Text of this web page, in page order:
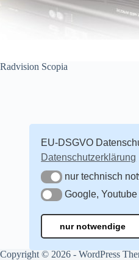
Radvision Scopia
Copyright © 2026 - WordPress
EU-DSGVO
Datenschutzerklärung
nur technisch
nur technisch
Google, Youtube etc.
Google, Youtube
nur notwendige